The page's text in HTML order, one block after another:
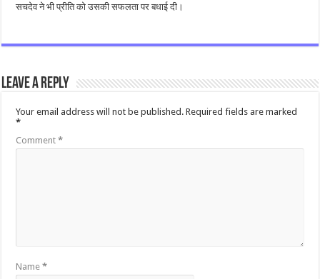
सचदेव ने भी प्रीति को उसकी सफलता पर बधाई दी।
Leave a Reply
Your email address will not be published. Required fields are marked
*
Comment*
Name*